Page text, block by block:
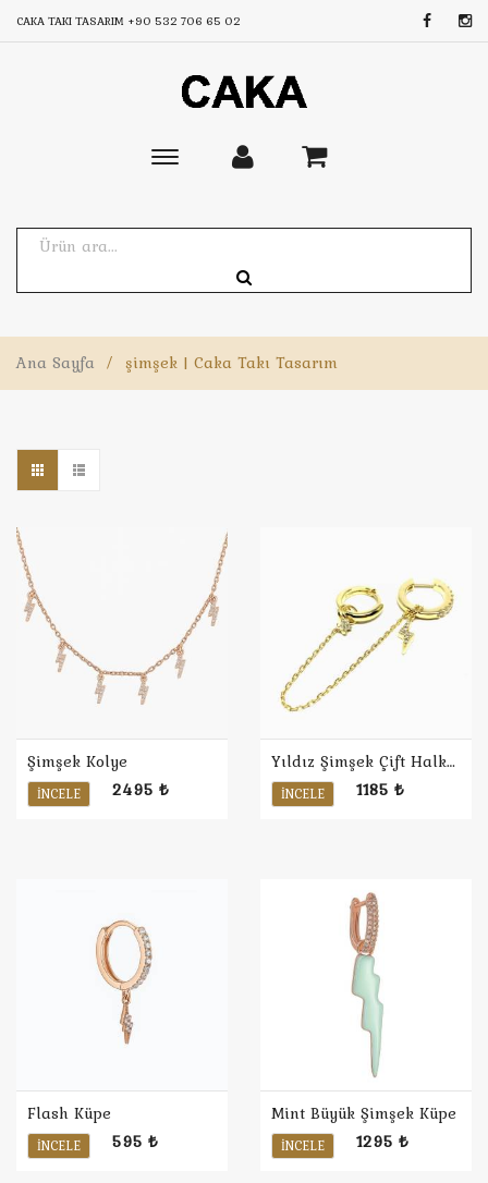
CAKA TAKI TASARIM +90 532 706 65 02
Toggle
Ana Sayfa / şimşek | Caka Takı Tasarım
Şimşek Kolye
İNCELE 2495 ₺
Yıldız Şimşek Çift Halka Küpe (Sarı)
İNCELE 1185 ₺
Flash Küpe
İNCELE 595 ₺
Mint Büyük Şimşek Küpe
İNCELE 1295 ₺